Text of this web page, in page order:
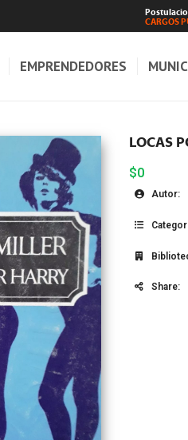
CARGOS
EMPRENDEDORES
LOCAS
$0
Autor:
Share: